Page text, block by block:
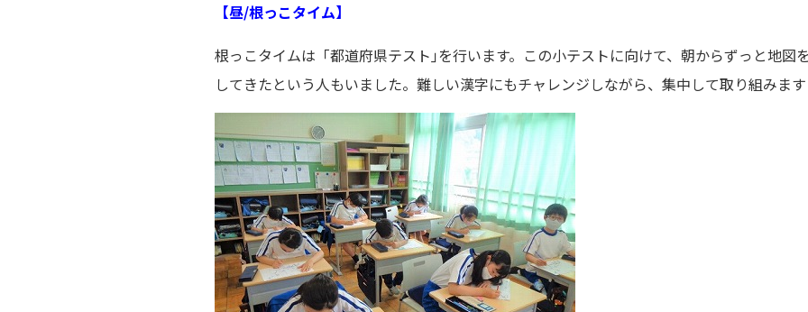
【昼/根っこタイム】
根っこタイムは「都道府県テスト｣を行います。この小テストに向けて、朝からずっと地図
してきたという人もいました。難しい漢字にもチャレンジしながら、集中して取り組みます